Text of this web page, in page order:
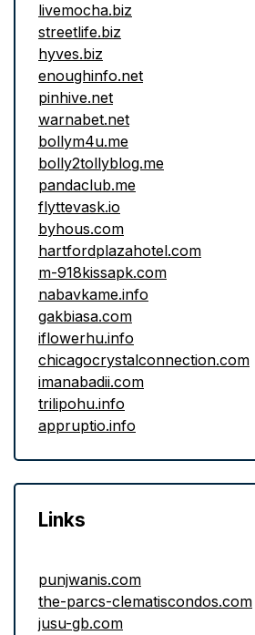
livemocha.biz
streetlife.biz
hyves.biz
enoughinfo.net
pinhive.net
warnabet.net
bollym4u.me
bolly2tollyblog.me
pandaclub.me
flyttevask.io
byhous.com
hartfordplazahotel.com
m-918kissapk.com
nabavkame.info
gakbiasa.com
iflowerhu.info
chicagocrystalconnection.com
imanabadii.com
trilipohu.info
appruptio.info
Links
punjwanis.com
the-parcs-clematiscondos.com
jusu-gb.com